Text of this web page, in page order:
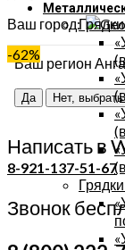
Ваш город:
Ваш регион
Да Нет,
Написать в
8-921-137-51-67
Звонок
-62%